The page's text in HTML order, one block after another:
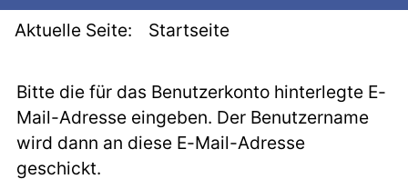
Aktuelle Seite: Startseite
Bitte die für das Benutzerkonto hinterlegte E-
Mail-Adresse eingeben. Der Benutzername
wird dann an diese E-Mail-Adresse
geschickt.